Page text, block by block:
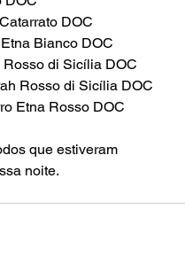
DOC
Bianco DOC
Rosso di Sicília DOC
Rosso di Sicília DOC
Etna Rosso DOC
que estiveram
noite.